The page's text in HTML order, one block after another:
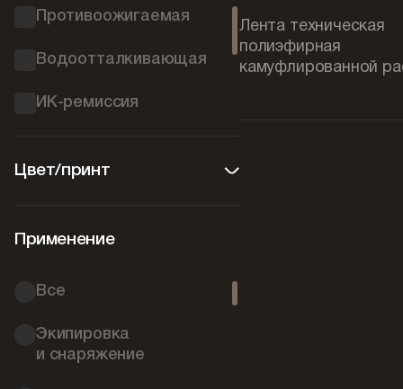
Лента техническая
полиэфирная
камуфлированной
ТУ 13.96.16-025-00323387-
2026
ТУ 13.96.16-027-00323387-
2022
Противоожигаемая
Водоотталкивающая
ИК-ремиссия
Цвет/принт
Применение
Все
Экипировка
и снаряжение